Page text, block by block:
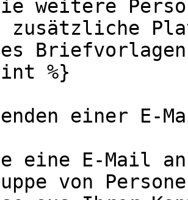
weitere
zusätzliche
%}
einer E-
eine E-Mail
von